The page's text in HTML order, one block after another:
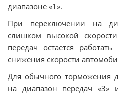
диапазоне «1».
При переключении на
слишком высокой
передач остается
снижения скорости
Для обычного торможения
на диапазон передач «3»